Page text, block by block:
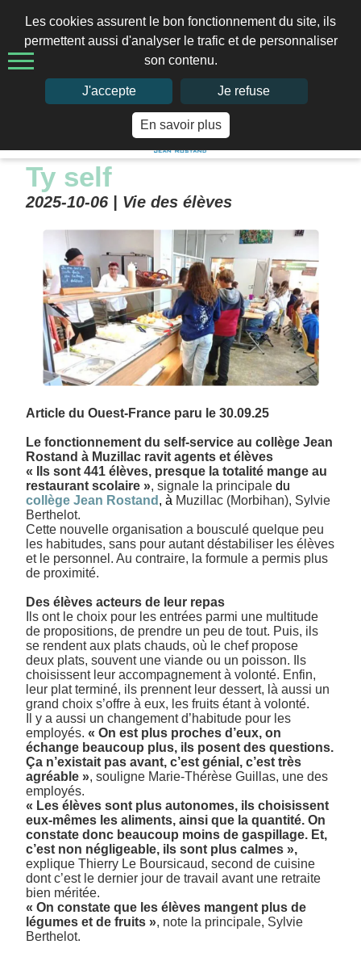
Les cookies assurent le bon fonctionnement du site, ils
permettent aussi d'analyser le trafic et de personnaliser
son contenu.
J'accepte Je refuse
En savoir plus
02 97 41 66 49
Ty self
2025-10-06 | Vie des élèves
Article du Ouest-France paru le 30.09.25
Le fonctionnement du self-service au collège Jean
Rostand à Muzillac ravit agents et élèves
« Ils sont 441 élèves, presque la totalité mange au
restaurant scolaire », signale la principaledu
collège Jean Rostand , à Muzillac (Morbihan), Sylvie
Berthelot.
Cette nouvelle organisation a bousculé quelque peu
les habitudes, sans pour autant déstabiliser les élèves
et le personnel. Au contraire, la formule a permis plus
de proximité.
Des élèves acteurs de leur repas
Ils ont le choix pour les entrées parmi une multitude
de propositions, de prendre un peu de tout. Puis, ils
se rendent aux plats chauds, où le chef propose
deux plats, souvent une viande ou un poisson. Ils
choisissent leur accompagnement à volonté. Enfin,
leur plat terminé, ils prennent leur dessert, là aussi un
grand choix s’offre à eux, les fruits étant à volonté.
Il y a aussi un changement d’habitude pour les
employés.« On est plus proches d’eux, on
échange beaucoup plus, ils posent des questions.
Ça n’existait pas avant, c’est génial, c’est très
agréable », souligne Marie-Thérèse Guillas, une des
employés.
« Les élèves sont plus autonomes, ils choisissent
eux-mêmes les aliments, ainsi que la quantité. On
constate donc beaucoup moins de gaspillage. Et,
c’est non négligeable, ils sont plus calmes »,
explique Thierry Le Boursicaud, second de cuisine
dont c’est le dernier jour de travail avant une retraite
bien méritée.
« On constate que les élèves mangent plus de
légumes et de fruits », note la principale, Sylvie
Berthelot.